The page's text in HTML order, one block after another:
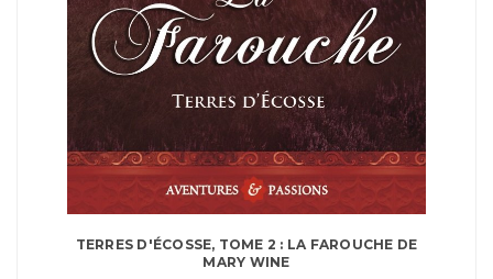
TERRES D'ÉCOSSE, TOME 2 : LA FAROUCHE DE
MARY WINE